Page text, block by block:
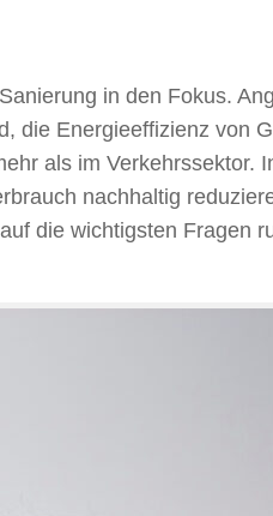
in den Fokus.
die Energieeffizienz von
als im Verkehrssektor.
nachhaltig
die wichtigsten Fragen